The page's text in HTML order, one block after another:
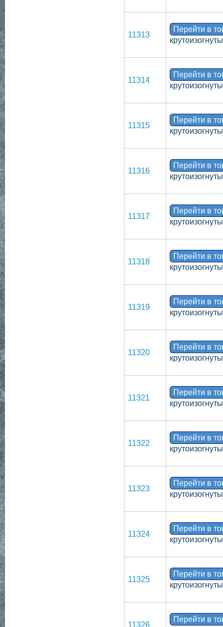
11313
Перейти в
11314
Перейти в
11315
Перейти в
11316
Перейти в
11317
Перейти в
11318
Перейти в
11319
Перейти в
11320
Перейти в
11321
Перейти в
11322
Перейти в
11323
Перейти в
11324
Перейти в
11325
Перейти в
11326
Перейти в